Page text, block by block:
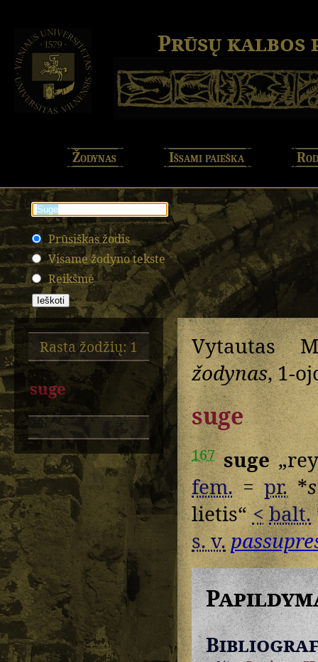
Prūsų kalbos
Žodynas Išsami paieška
Prūsiškas žodis
Visame žodyno tekste
Reikšmė
Rasta žodžių: 1
suge
Vytautas
žodynas, 1-
suge
167 suge
fem.=pr.*
lietis“< balt.
s. v.